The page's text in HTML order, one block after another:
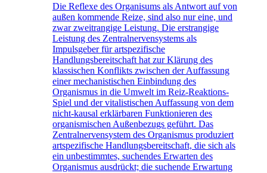
Die Reflexe des Organisums als Antwort auf von
außen kommende Reize, sind also nur eine, und
zwar zweitrangige Leistung. Die erstrangige
Leistung des Zentralnervensystems als
Impulsgeber für artspezifische
Handlungsbereitschaft hat zur Klärung des
klassischen Konflikts zwischen der Auffassung
einer mechanistischen Einbindung des
Organismus in die Umwelt im Reiz-Reaktions-
Spiel und der vitalistischen Auffassung von dem
nicht-kausal erklärbaren Funktionieren des
organismischen Außenbezugs geführt. Das
Zentralnervensystem des Organismus produziert
artspezifische Handlungsbereitschaft, die sich als
ein unbestimmtes, suchendes Erwarten des
Organismus ausdrückt; die suchende Erwartung